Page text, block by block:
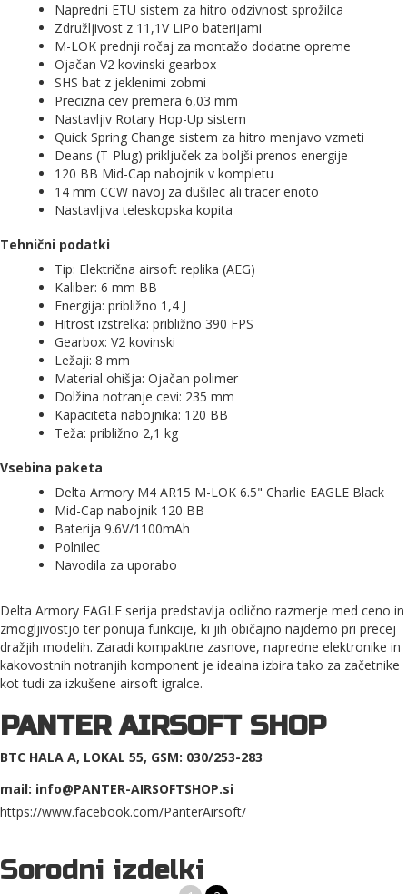
Napredni ETU sistem za hitro odzivnost sprožilca
Združljivost z 11,1V LiPo baterijami
M-LOK prednji ročaj za montažo dodatne opreme
Ojačan V2 kovinski gearbox
SHS bat z jeklenimi zobmi
Precizna cev premera 6,03 mm
Nastavljiv Rotary Hop-Up sistem
Quick Spring Change sistem za hitro menjavo vzmeti
Deans (T-Plug) priključek za boljši prenos energije
120 BB Mid-Cap nabojnik v kompletu
14 mm CCW navoj za dušilec ali tracer enoto
Nastavljiva teleskopska kopita
Tehnični podatki
Tip: Električna airsoft replika (AEG)
Kaliber: 6 mm BB
Energija: približno 1,4 J
Hitrost izstrelka: približno 390 FPS
Gearbox: V2 kovinski
Ležaji: 8 mm
Material ohišja: Ojačan polimer
Dolžina notranje cevi: 235 mm
Kapaciteta nabojnika: 120 BB
Teža: približno 2,1 kg
Vsebina paketa
Delta Armory M4 AR15 M-LOK 6.5" Charlie EAGLE Black
Mid-Cap nabojnik 120 BB
Baterija 9.6V/1100mAh
Polnilec
Navodila za uporabo
Delta Armory EAGLE serija predstavlja odlično razmerje med ceno in
zmogljivostjo ter ponuja funkcije, ki jih običajno najdemo pri precej
dražjih modelih. Zaradi kompaktne zasnove, napredne elektronike in
kakovostnih notranjih komponent je idealna izbira tako za začetnike
kot tudi za izkušene airsoft igralce.
PANTER AIRSOFT SHOP
BTC HALA A, LOKAL 55, GSM: 030/253-283
mail: info@PANTER-AIRSOFTSHOP.si
https://www.facebook.com/PanterAirsoft/
Sorodni izdelki